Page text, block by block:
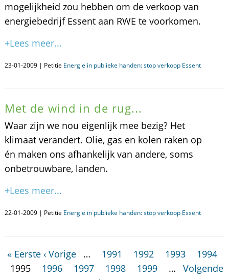
mogelijkheid zou hebben om de verkoop van
energiebedrijf Essent aan RWE te voorkomen.
+Lees meer...
23-01-2009 | Petitie Energie in publieke handen: stop verkoop Essent
Met de wind in de rug...
Waar zijn we nou eigenlijk mee bezig? Het
klimaat verandert. Olie, gas en kolen raken op
én maken ons afhankelijk van andere, soms
onbetrouwbare, landen.
+Lees meer...
22-01-2009 | Petitie Energie in publieke handen: stop verkoop Essent
« Eerste ‹ Vorige … 1991 1992 1993
1994
1995
1996 1997 1998 1999 …
Volgende